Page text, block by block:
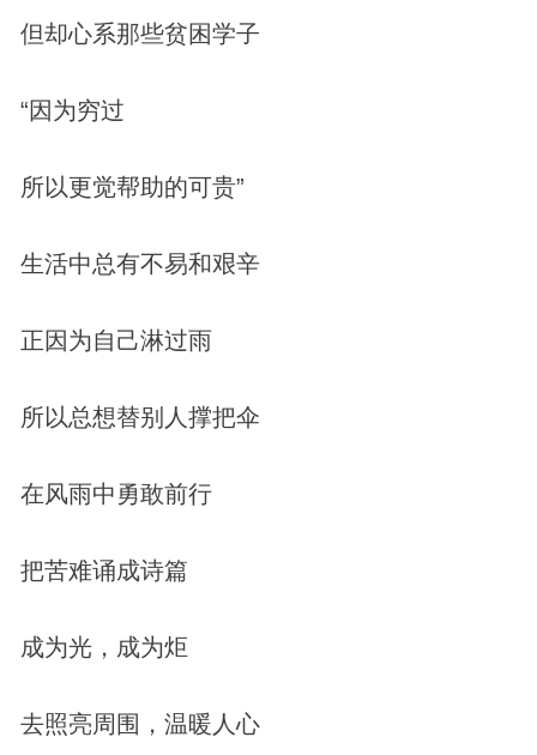
但却心系那些贫困学子
“因为穷过
所以更觉帮助的可贵”
生活中总有不易和艰辛
正因为自己淋过雨
所以总想替别人撑把伞
在风雨中勇敢前行
把苦难诵成诗篇
成为光，成为炬
去照亮周围，温暖人心